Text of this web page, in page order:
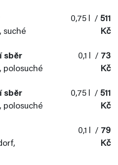
suché
0,75 l / 511
Kč
sběr
polosuché
0,1 l / 73
Kč
sběr
polosuché
0,75 l / 511
Kč
0,1 l / 79
Kč